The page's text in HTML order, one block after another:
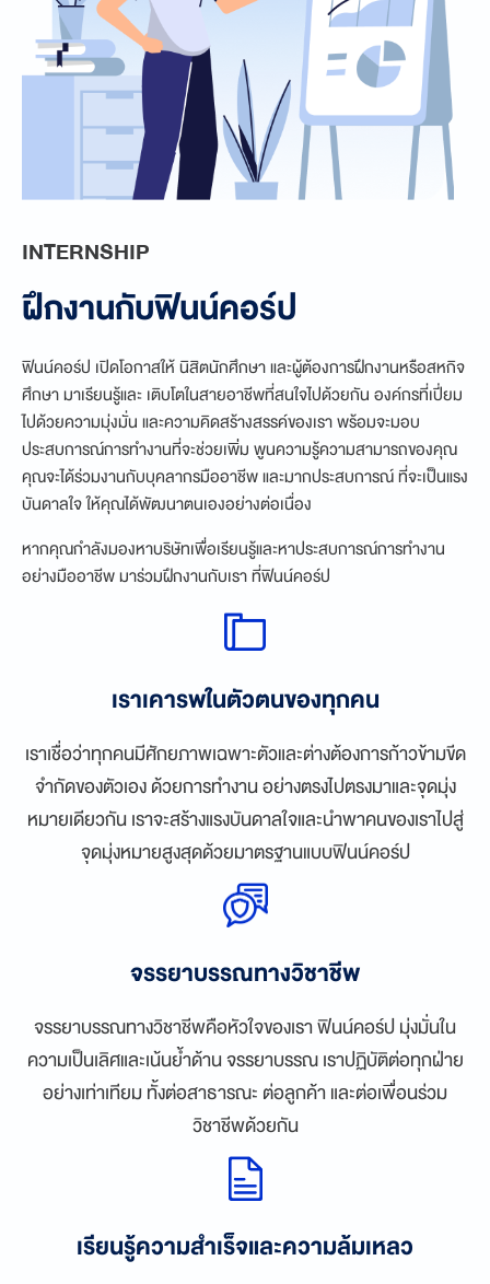
INTERNSHIP
ฝึกงานกับฟินน์คอร์ป
ฟินน์คอร์ป เปิดโอกาสให้ นิสิตนักศึกษา และผู้ต้องการฝึกงานหรือสหกิจ
ศึกษา มาเรียนรู้และ เติบโตในสายอาชีพที่สนใจไปด้วยกัน องค์กรที่เปี่ยม
ไปด้วยความมุ่งมั่น และความคิดสร้างสรรค์ของเรา พร้อมจะมอบ
ประสบการณ์การทำงานที่จะช่วยเพิ่ม พูนความรู้ความสามารถของคุณ
คุณจะได้ร่วมงานกับบุคลากรมืออาชีพ และมากประสบการณ์ ที่จะเป็นแรง
บันดาลใจ ให้คุณได้พัฒนาตนเองอย่างต่อเนื่อง
หากคุณกำลังมองหาบริษัทเพื่อเรียนรู้และหาประสบการณ์การทำงาน
อย่างมืออาชีพ มาร่วมฝึกงานกับเรา ที่ฟินน์คอร์ป
เราเคารพในตัวตนของทุกคน
เราเชื่อว่าทุกคนมีศักยภาพเฉพาะตัวและต่างต้องการก้าวข้ามขีด
จำกัดของตัวเอง ด้วยการทำงาน อย่างตรงไปตรงมาและจุดมุ่ง
หมายเดียวกัน เราจะสร้างแรงบันดาลใจและนำพาคนของเราไปสู่
จุดมุ่งหมายสูงสุดด้วยมาตรฐานแบบฟินน์คอร์ป
จรรยาบรรณทางวิชาชีพ
จรรยาบรรณทางวิชาชีพคือหัวใจของเรา ฟินน์คอร์ป มุ่งมั่นใน
ความเป็นเลิศและเน้นย้ำด้าน จรรยาบรรณ เราปฏิบัติต่อทุกฝ่าย
อย่างเท่าเทียม ทั้งต่อสาธารณะ ต่อลูกค้า และต่อเพื่อนร่วม
วิชาชีพด้วยกัน
เรียนรู้ความสำเร็จและความล้มเหลว